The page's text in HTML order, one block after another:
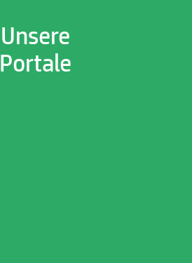
Unsere
Portale